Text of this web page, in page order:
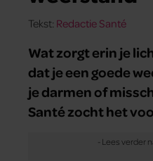
Tekst: Redactie Santé
Wat zorgt erin je
dat je een goede
je darmen of
Santé zocht het